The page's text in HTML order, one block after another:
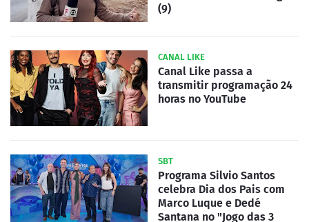
(9)
CANAL LIKE
Canal Like passa a
transmitir programação 24
horas no YouTube
SBT
Programa Silvio Santos
celebra Dia dos Pais com
Marco Luque e Dedé
Santana no "Jogo das 3